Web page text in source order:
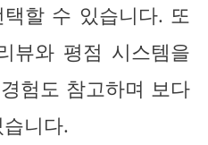
할 수 있습니다. 또
뷰와 평점 시스템을
험도 참고하며 보다
니다.